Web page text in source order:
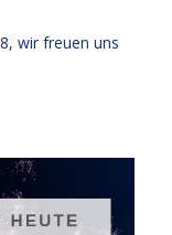
wir freuen uns